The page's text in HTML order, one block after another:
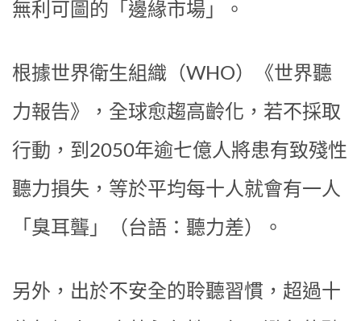
無利可圖的「邊緣市場」。
根據世界衛生組織（WHO）《世界聽
力報告》，全球愈趨高齡化，若不採取
行動，到2050年逾七億人將患有致殘性
聽力損失，等於平均每十人就會有一人
「臭耳聾」（台語：聽力差）。
另外，出於不安全的聆聽習慣，超過十